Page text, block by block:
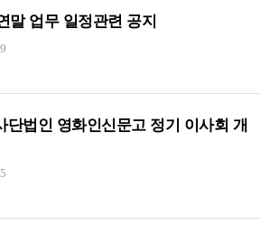
말 업무 일정관련 공지
단법인 영화인신문고 정기 이사회 개